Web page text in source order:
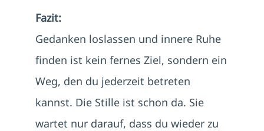
Fazit:
Gedanken loslassen und innere Ruhe
finden ist kein fernes Ziel, sondern ein
Weg, den du jederzeit betreten
kannst. Die Stille ist schon da. Sie
wartet nur darauf, dass du wieder zu